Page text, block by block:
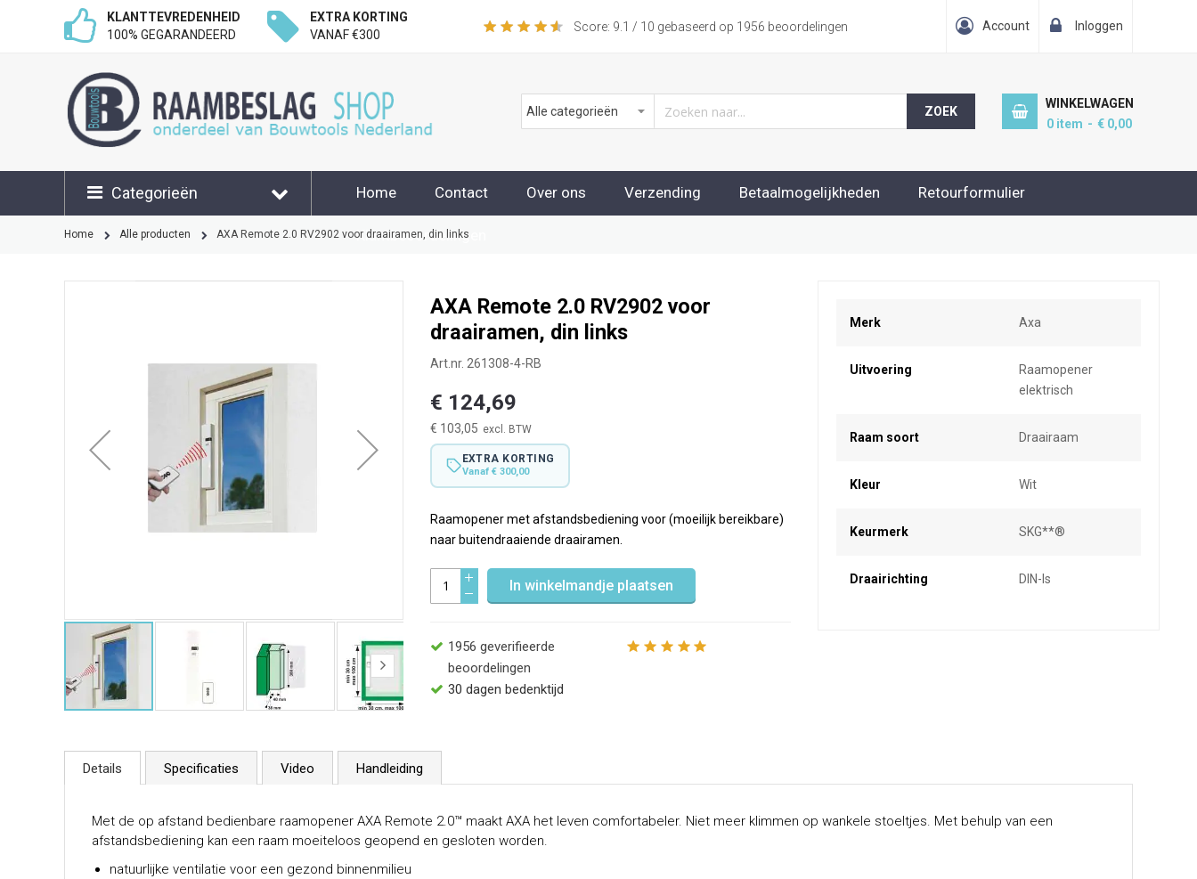
KLANTTEVREDENHEID
100% GEGARANDEERD
EXTRA KORTING
VANAF €300
Score: 9.1 / 10 gebaseerd op 1956 beoordelingen Account Inloggen
ZOEK
WINKELWAGEN
0 item € 0,00
Categorieën Home Contact Over ons Verzending Betaalmogelijkheden Retourformulier
Klantbeoordelingen
Home Alle producten AXA Remote 2.0 RV2902 voor draairamen, din links
AXA Remote 2.0 RV2902 voor
draairamen, din links
Art.nr. 261308-4-RB
€ 124,69
€ 103,05
EXTRA KORTING
Vanaf € 300,00
Raamopener met afstandsbediening voor (moeilijk bereikbare)
naar buitendraaiende draairamen.
In winkelmandje plaatsen
1956 geverifieerde
beoordelingen
30 dagen bedenktijd
informatie
Merk Axa
Uitvoering
Raamopener
elektrisch
Raam soort Draairaam
Kleur Wit
Keurmerk SKG**®
Draairichting DIN-ls
Details Specificaties Video Handleiding
Met de op afstand bedienbare raamopener AXA Remote 2.0™ maakt AXA het leven comfortabeler. Niet meer klimmen op wankele stoeltjes. Met behulp van een
afstandsbediening kan een raam moeiteloos geopend en gesloten worden.
natuurlijke ventilatie voor een gezond binnenmilieu